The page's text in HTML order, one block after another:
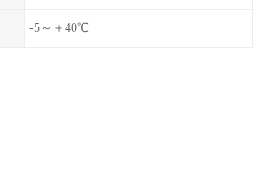
-5～＋40℃